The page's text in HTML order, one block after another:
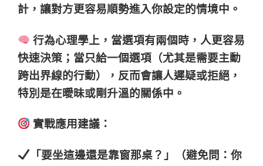
計，讓對方更容易順勢進入你設定的情境中。
行為心理學上，當選項有兩個時，人更容易
快速決策；當只給一個選項（尤其是需要主動
跨出界線的行動），反而會讓人遲疑或拒絕，
特別是在曖昧或剛升溫的關係中。
實戰應用建議：
「要坐這邊還是靠窗那桌？」（避免問：你